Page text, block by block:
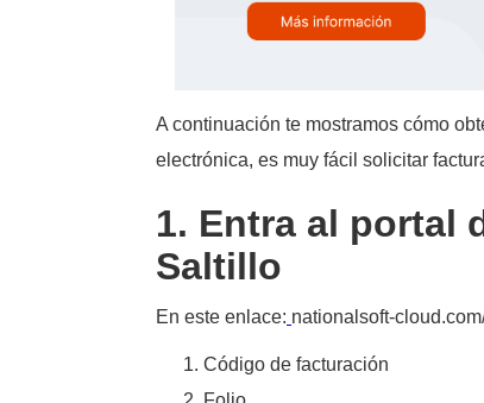
A continuación te mostramos cómo
electrónica, es muy fácil solicitar
1. Entra al portal
Saltillo
En este enlace: nationalsoft-
Código de facturación